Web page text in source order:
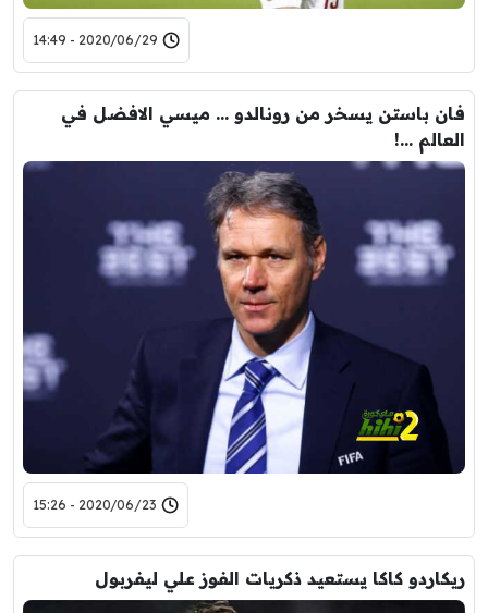
2020/06/29 - 14:49
فان باستن يسخر من رونالدو … ميسي الافضل في
العالم …!
2020/06/23 - 15:26
ريكاردو كاكا يستعيد ذكريات الفوز علي ليفربول